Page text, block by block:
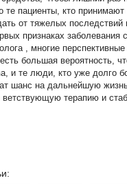
те пациенты, кто
от тяжелых
признаках заболевания
, многие
большая вероятность,
и те люди, кто уже долго
шанс на дальнейшую
ветствующую терапию и